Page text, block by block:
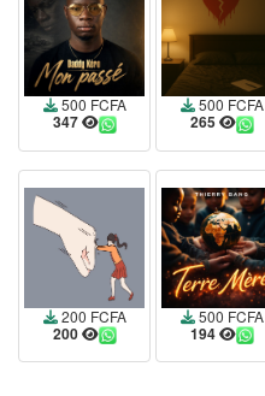
500 FCFA
347
500 FCFA
265
200 FCFA
200
500 FCFA
194